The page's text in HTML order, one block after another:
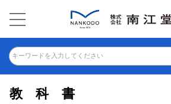
キーワードを入力してください
教科書